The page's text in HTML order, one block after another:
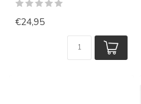
€24,95